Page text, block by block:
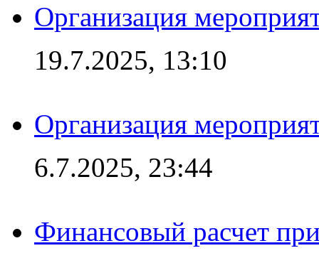
Организация
19.7.2025, 13:10
Организация
6.7.2025, 23:44
Финансовый расчет